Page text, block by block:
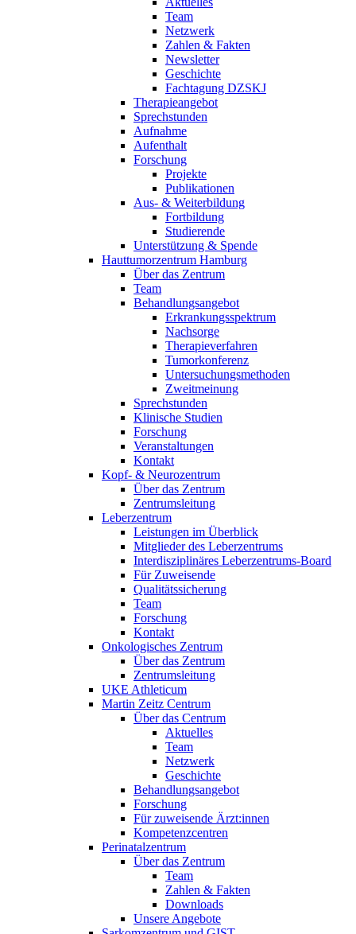
Team
Netzwerk
Zahlen & Fakten
Newsletter
Geschichte
Fachtagung DZSKJ
Therapieangebot
Sprechstunden
Aufnahme
Aufenthalt
Forschung
Projekte
Publikationen
Aus- & Weiterbildung
Fortbildung
Studierende
Unterstützung & Spende
Hauttumorzentrum Hamburg
Über das Zentrum
Team
Behandlungsangebot
Erkrankungsspektrum
Nachsorge
Therapieverfahren
Tumorkonferenz
Untersuchungsmethoden
Zweitmeinung
Sprechstunden
Klinische Studien
Forschung
Veranstaltungen
Kontakt
Kopf- & Neurozentrum
Über das Zentrum
Zentrumsleitung
Leberzentrum
Leistungen im Überblick
Mitglieder des Leberzentrums
Interdisziplinäres Leberzentrums-Board
Für Zuweisende
Qualitätssicherung
Team
Forschung
Kontakt
Onkologisches Zentrum
Über das Zentrum
Zentrumsleitung
UKE Athleticum
Martin Zeitz Centrum
Über das Centrum
Aktuelles
Team
Netzwerk
Geschichte
Behandlungsangebot
Forschung
Für zuweisende Ärzt:innen
Kompetenzcentren
Perinatalzentrum
Über das Zentrum
Team
Zahlen & Fakten
Downloads
Unsere Angebote